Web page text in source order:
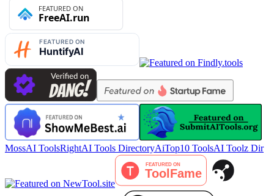
MossAI ToolsRightAI Tools DirectoryAiTop10 ToolsAI Toolz Dir